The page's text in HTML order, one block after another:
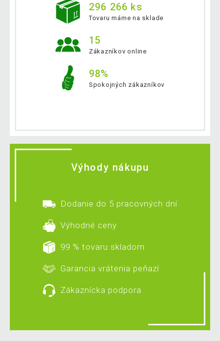
296 266 ks
Tovaru máme na sklade
15
Zákazníkov online
98%
Spokojných zákazníkov
Výhody nákupu
Dodanie do 5 pracovných dní
Výhodné ceny
99 % tovaru skladom
Garancia vrátenia peňazí
Zákaznícka podpora